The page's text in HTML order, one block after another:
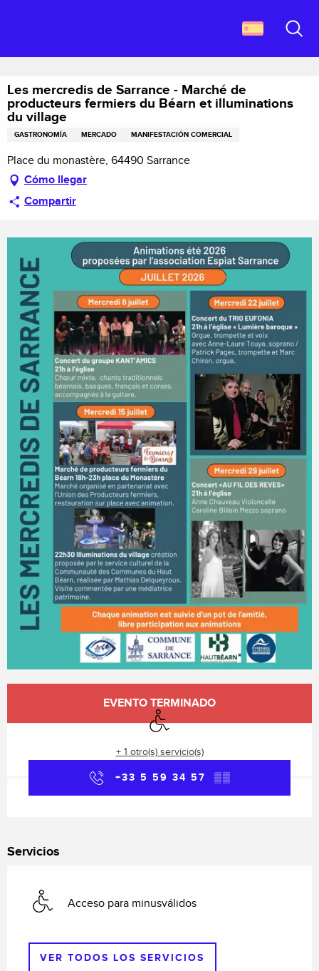
principal
Les mercredis de Sarrance - Marché de producteurs fermiers du Béarn et
Les mercredis de Sarrance - Marché de
producteurs fermiers du Béarn et illuminations
du village
GASTRONOMÍA MERCADO MANIFESTACIÓN COMERCIAL
Place du monastère, 64490 Sarrance
Cómo llegar
Compartir
EVENTO TERMINADO
Acceso para minusválidos
+ 1 otro(s) servicio(s)
+33 5 59 34 57 ▒▒
Servicios
Acceso para minusválidos
VER TODOS LOS SERVICIOS